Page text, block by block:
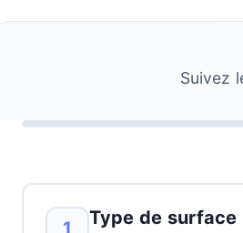
Suivez
1 Type de surface